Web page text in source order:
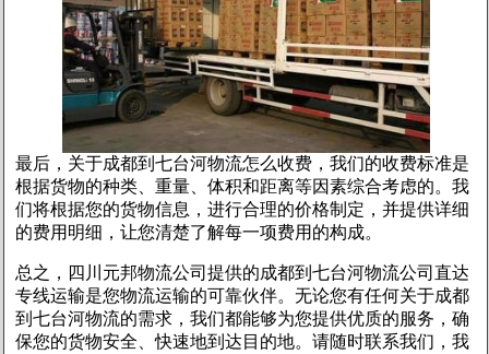
最后，关于成都到七台河物流怎么收费，我们的收费标准是
根据货物的种类、重量、体积和距离等因素综合考虑的。我
们将根据您的货物信息，进行合理的价格制定，并提供详细
的费用明细，让您清楚了解每一项费用的构成。
总之，四川元邦物流公司提供的成都到七台河物流公司直达
专线运输是您物流运输的可靠伙伴。无论您有任何关于成都
到七台河物流的需求，我们都能够为您提供优质的服务，确
保您的货物安全、快速地到达目的地。请随时联系我们，我